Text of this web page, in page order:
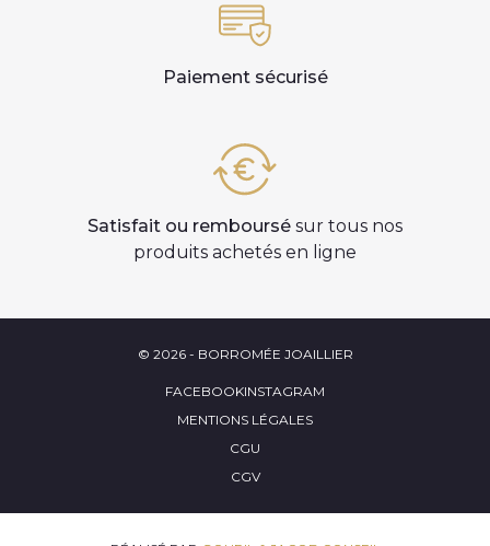
Paiement sécurisé
Satisfait ou remboursé sur tous nos
produits achetés en ligne
© 2026 - BORROMÉE JOAILLIER
FACEBOOKINSTAGRAM
MENTIONS LÉGALES
CGU
CGV